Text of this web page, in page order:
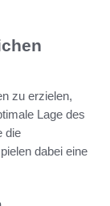
zu erzielen,
Lage des
die
dabei eine